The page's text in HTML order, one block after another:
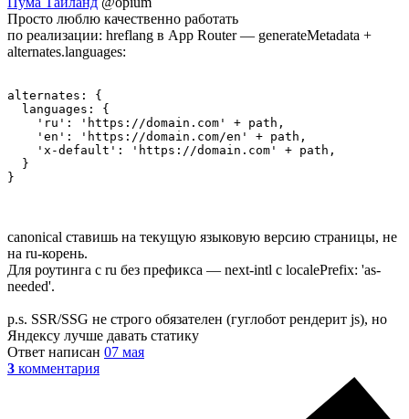
Просто люблю качественно работать
по реализации: hreflang в App Router — generateMetadata +
alternates.languages:
alternates: {
  languages: {
    'ru': 'https://domain.com' + path,
    'en': 'https://domain.com/en' + path,
    'x-default': 'https://domain.com' + path,
  }
}
canonical ставишь на текущую языковую версию страницы, не
на ru-корень.
Для роутинга с ru без префикса — next-intl с localePrefix: 'as-
needed'.
p.s. SSR/SSG не строго обязателен (гуглобот рендерит js), но
Яндексу лучше давать статику
Ответ написан 07 мая
3 комментария